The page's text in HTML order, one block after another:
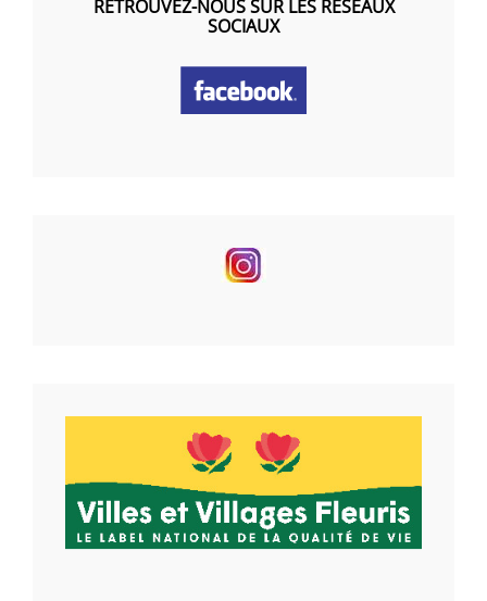
RETROUVEZ-NOUS SUR LES RÉSEAUX
SOCIAUX